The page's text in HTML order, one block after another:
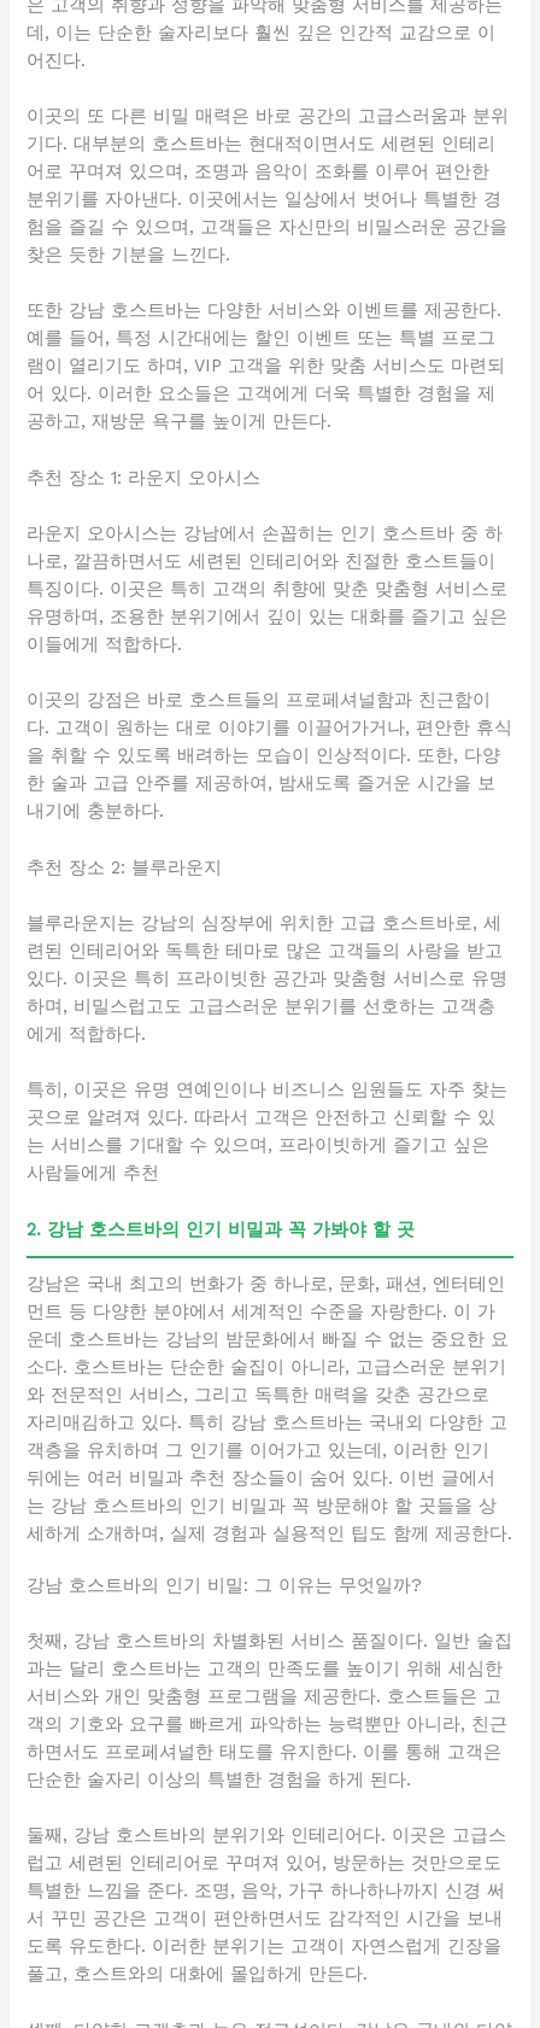
은 고객의 취향과 성향을 파악해 맞춤형 서비스를 제공하는
데, 이는 단순한 술자리보다 훨씬 깊은 인간적 교감으로 이
어진다.
이곳의 또 다른 비밀 매력은 바로 공간의 고급스러움과 분위
기다. 대부분의 호스트바는 현대적이면서도 세련된 인테리
어로 꾸며져 있으며, 조명과 음악이 조화를 이루어 편안한
분위기를 자아낸다. 이곳에서는 일상에서 벗어나 특별한 경
험을 즐길 수 있으며, 고객들은 자신만의 비밀스러운 공간을
찾은 듯한 기분을 느낀다.
또한 강남 호스트바는 다양한 서비스와 이벤트를 제공한다.
예를 들어, 특정 시간대에는 할인 이벤트 또는 특별 프로그
램이 열리기도 하며, VIP 고객을 위한 맞춤 서비스도 마련되
어 있다. 이러한 요소들은 고객에게 더욱 특별한 경험을 제
공하고, 재방문 욕구를 높이게 만든다.
추천 장소 1: 라운지 오아시스
라운지 오아시스는 강남에서 손꼽히는 인기 호스트바 중 하
나로, 깔끔하면서도 세련된 인테리어와 친절한 호스트들이
특징이다. 이곳은 특히 고객의 취향에 맞춘 맞춤형 서비스로
유명하며, 조용한 분위기에서 깊이 있는 대화를 즐기고 싶은
이들에게 적합하다.
이곳의 강점은 바로 호스트들의 프로페셔널함과 친근함이
다. 고객이 원하는 대로 이야기를 이끌어가거나, 편안한 휴식
을 취할 수 있도록 배려하는 모습이 인상적이다. 또한, 다양
한 술과 고급 안주를 제공하여, 밤새도록 즐거운 시간을 보
내기에 충분하다.
추천 장소 2: 블루라운지
블루라운지는 강남의 심장부에 위치한 고급 호스트바로, 세
련된 인테리어와 독특한 테마로 많은 고객들의 사랑을 받고
있다. 이곳은 특히 프라이빗한 공간과 맞춤형 서비스로 유명
하며, 비밀스럽고도 고급스러운 분위기를 선호하는 고객층
에게 적합하다.
특히, 이곳은 유명 연예인이나 비즈니스 임원들도 자주 찾는
곳으로 알려져 있다. 따라서 고객은 안전하고 신뢰할 수 있
는 서비스를 기대할 수 있으며, 프라이빗하게 즐기고 싶은
사람들에게 추천
2. 강남 호스트바의 인기 비밀과 꼭 가봐야 할 곳
강남은 국내 최고의 번화가 중 하나로, 문화, 패션, 엔터테인
먼트 등 다양한 분야에서 세계적인 수준을 자랑한다. 이 가
운데 호스트바는 강남의 밤문화에서 빠질 수 없는 중요한 요
소다. 호스트바는 단순한 술집이 아니라, 고급스러운 분위기
와 전문적인 서비스, 그리고 독특한 매력을 갖춘 공간으로
자리매김하고 있다. 특히 강남 호스트바는 국내외 다양한 고
객층을 유치하며 그 인기를 이어가고 있는데, 이러한 인기
뒤에는 여러 비밀과 추천 장소들이 숨어 있다. 이번 글에서
는 강남 호스트바의 인기 비밀과 꼭 방문해야 할 곳들을 상
세하게 소개하며, 실제 경험과 실용적인 팁도 함께 제공한다.
강남 호스트바의 인기 비밀: 그 이유는 무엇일까?
첫째, 강남 호스트바의 차별화된 서비스 품질이다. 일반 술집
과는 달리 호스트바는 고객의 만족도를 높이기 위해 세심한
서비스와 개인 맞춤형 프로그램을 제공한다. 호스트들은 고
객의 기호와 요구를 빠르게 파악하는 능력뿐만 아니라, 친근
하면서도 프로페셔널한 태도를 유지한다. 이를 통해 고객은
단순한 술자리 이상의 특별한 경험을 하게 된다.
둘째, 강남 호스트바의 분위기와 인테리어다. 이곳은 고급스
럽고 세련된 인테리어로 꾸며져 있어, 방문하는 것만으로도
특별한 느낌을 준다. 조명, 음악, 가구 하나하나까지 신경 써
서 꾸민 공간은 고객이 편안하면서도 감각적인 시간을 보내
도록 유도한다. 이러한 분위기는 고객이 자연스럽게 긴장을
풀고, 호스트와의 대화에 몰입하게 만든다.